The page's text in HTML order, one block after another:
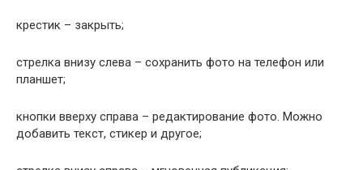
крестик – закрыть;
стрелка внизу слева – сохранить фото на телефон или
планшет;
кнопки вверху справа – редактирование фото. Можно
добавить текст, стикер и другое;